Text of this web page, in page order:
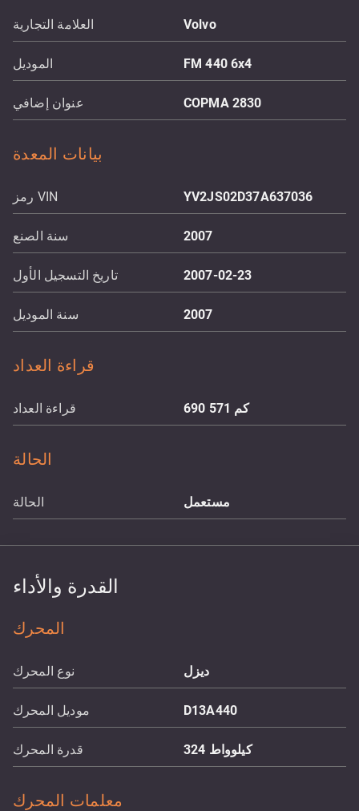
العلامة التجارية Volvo
الموديل FM 440 6x4
عنوان إضافي COPMA 2830
بيانات المعدة
رمز VIN YV2JS02D37A637036
سنة الصنع 2007
تاريخ التسجيل الأول 2007-02-23
سنة الموديل 2007
قراءة العداد
قراءة العداد 690 571 كم
الحالة
الحالة مستعمل
القدرة والأداء
المحرك
نوع المحرك ديزل
موديل المحرك D13A440
قدرة المحرك 324 كيلوواط
معلمات المحرك